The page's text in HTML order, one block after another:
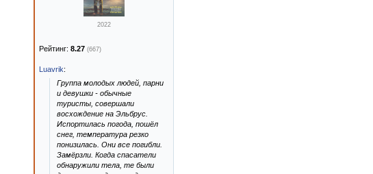
2022
Рейтинг: 8.27 (667)
Luavrik:
Группа молодых людей, парни
и девушки - обычные
туристы, совершали
восхождение на Эльбрус.
Испортилась погода, пошёл
снег, температура резко
понизилась. Они все погибли.
Замёрзли. Когда спасатели
обнаружили тела, те были